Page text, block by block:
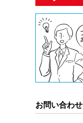
お問い合わせ